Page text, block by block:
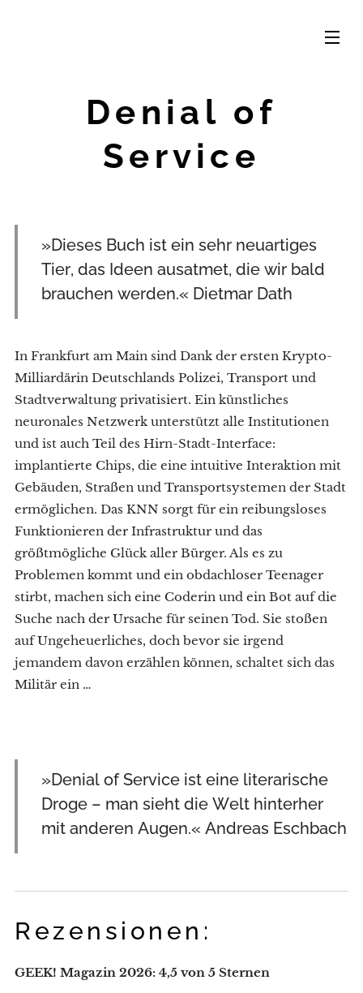
Denial of
Service
»Dieses Buch ist ein sehr neuartiges
Tier, das Ideen ausatmet, die wir bald
brauchen werden.« Dietmar Dath
In Frankfurt am Main sind Dank der ersten Krypto-
Milliardärin Deutschlands Polizei, Transport und
Stadtverwaltung privatisiert. Ein künstliches
neuronales Netzwerk unterstützt alle Institutionen
und ist auch Teil des Hirn-Stadt-Interface:
implantierte Chips, die eine intuitive Interaktion mit
Gebäuden, Straßen und Transportsystemen der Stadt
ermöglichen. Das KNN sorgt für ein reibungsloses
Funktionieren der Infrastruktur und das
größtmögliche Glück aller Bürger. Als es zu
Problemen kommt und ein obdachloser Teenager
stirbt, machen sich eine Coderin und ein Bot auf die
Suche nach der Ursache für seinen Tod. Sie stoßen
auf Ungeheuerliches, doch bevor sie irgend
jemandem davon erzählen können, schaltet sich das
Militär ein …
»Denial of Service ist eine literarische
Droge – man sieht die Welt hinterher
mit anderen Augen.« Andreas Eschbach
Rezensionen:
GEEK! Magazin 2026: 4,5 von 5 Sternen